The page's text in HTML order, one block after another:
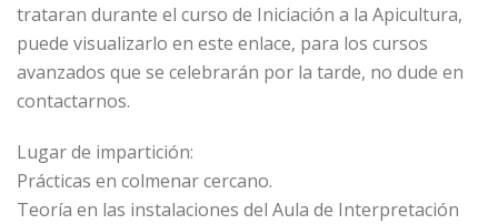
trataran durante el curso de Iniciación a la Apicultura,
puede visualizarlo en este enlace, para los cursos
avanzados que se celebrarán por la tarde, no dude en
contactarnos.
Lugar de impartición:
Prácticas en colmenar cercano.
Teoría en las instalaciones del Aula de Interpretación